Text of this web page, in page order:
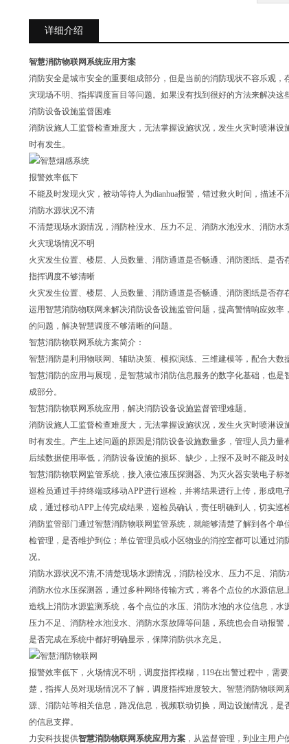
详细介绍
智慧消防物联网系统应用方案
消防安全是城市安全的重要组成部分，但是当前的消防现状不容乐观
灾现场不明、指挥调度盲目等问题。如果没有找到很好的方法来解决这
消防设备设施监督困难
消防设施人工监督检查难度大，无法掌握设施状况，发生火灾时喷淋
时有发生。
报警效率低下
不能及时发现火灾，被动等待人为dianhua报警，错过救火时间，描述不
消防水源状况不清
不清楚现场水源情况，消防栓没水、压力不足、消防水池没水、消防水
火灾现场情况不明
火灾发生位置、楼层、人员数量、消防通道是否畅通、消防图纸、是否
指挥调度不够清晰
火灾发生位置、楼层、人员数量、消防通道是否畅通、消防图纸是否存
运用智慧消防物联网来解决消防设备设施监管问题，提高警情响应效
的问题，解决智慧调度不够清晰的问题。
智慧消防物联网系统方案简介：
智慧消防是利用物联网、辅助决策、模拟演练、三维建模等，配合大
智慧消防的应用与展现，是智慧城市消防信息服务的数字化基础，也
成部分。
智慧消防物联网系统应用，解决消防设备设施监督管理难题。
消防设施人工监督检查难度大，无法掌握设施状况，发生火灾时喷淋
时有发生。产生上述问题的原因是消防设备设施数量多，管理人员力量
后续数据使用率低，消防设备设施的损坏、缺少，上报不及时不能及时
智慧消防物联网监管系统，接入液位液压探测器、为灭火器安装电子标
巡检员通过手持终端或移动APP进行巡检，并将结果进行上传，形成
成，通过移动APP上传完成结果，巡检员确认，责任明确到人，切实巡
消防监管部门通过智慧消防物联网监管系统，就能够清楚了解到各个
检管理，是否维护到位；单位管理员或小区物业的消控室都可以通过
况。
消防水源状况不清,不清楚现场水源情况，消防栓没水、压力不足、消
消防水位水压探测器，通过多种网络传输方式，将各个点位的水源信
造线上消防水源监测系统，各个点位的水压、消防水池的水位信息，水
压力不足、消防栓水池没水、消防水泵故障等问题，系统也会自动报警
是否完成在系统中都好明确显示，保障消防供水充足。
报警效率低下，火场情况不明，调度指挥模糊，119在出警过程中，需
楚，指挥人员对现场情况不了解，调度指挥难度较大。智慧消防物联
源、消防站等相关信息，路况信息，视频联动切换，周边设施情况，
的信息支撑。
力安科技提供智慧消防物联网系统应用方案 ，从监督管理，到业主用